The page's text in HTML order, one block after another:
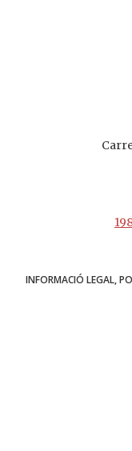
INFORMACIÓ LEGAL